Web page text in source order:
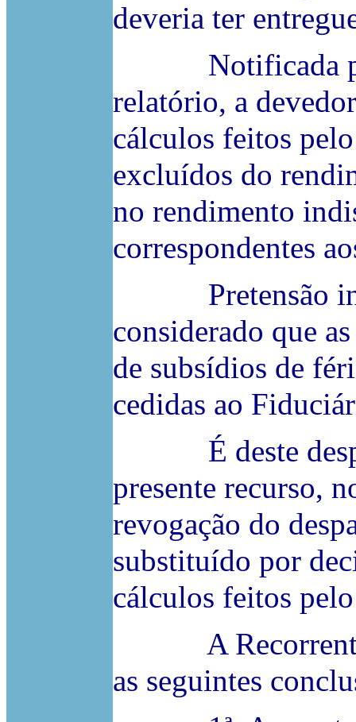
deveria ter
Notificada
relatório, a
cálculos feitos
excluídos do
no rendimento
correspondentes
Pretensão
considerado que
de subsídios de
cedidas ao
É deste
presente recurso,
revogação do
substituído por
cálculos feitos
A Recorrente
as seguintes